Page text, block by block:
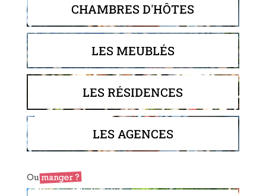
CHAMBRES D'HÔTES
LES MEUBLÉS
LES RÉSIDENCES
LES AGENCES